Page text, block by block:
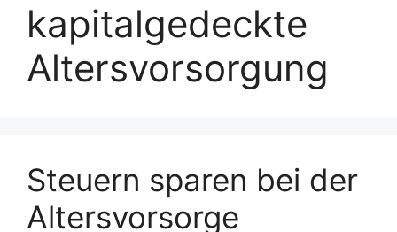
kapitalgedeckte
Altersvorsorgung
Steuern sparen bei der
Altersvorsorge